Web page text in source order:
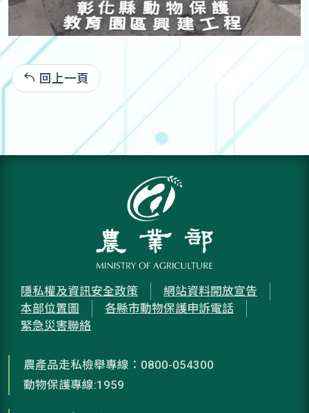
回上一頁 115-06-12:410
隱私權及資訊安全政策
網站資料開放宣告
本部位置圖
各縣市動物保護申訴電話
緊急災害聯絡
農產品走私檢舉專線：0800-054300
動物保護專線:1959